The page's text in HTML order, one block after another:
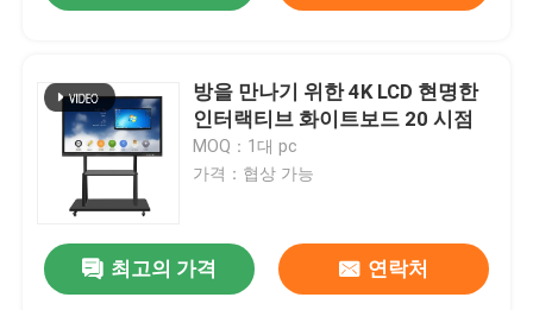
방을 만나기 위한 4K LCD 현명한
인터랙티브 화이트보드 20 시점
MOQ：1대 pc
가격：협상 가능
최고의 가격 연락처